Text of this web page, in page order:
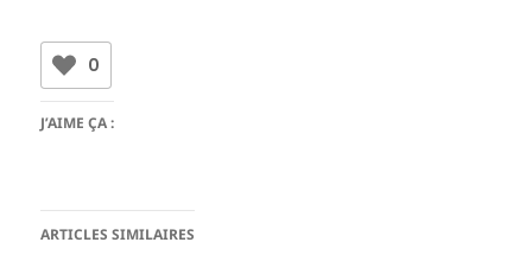
0
J’AIME ÇA :
ARTICLES SIMILAIRES